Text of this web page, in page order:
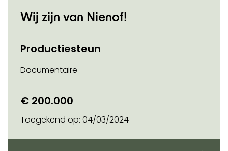
Wij zijn van Nienof!
Productiesteun
Documentaire
€ 200.000
Toegekend op: 04/03/2024